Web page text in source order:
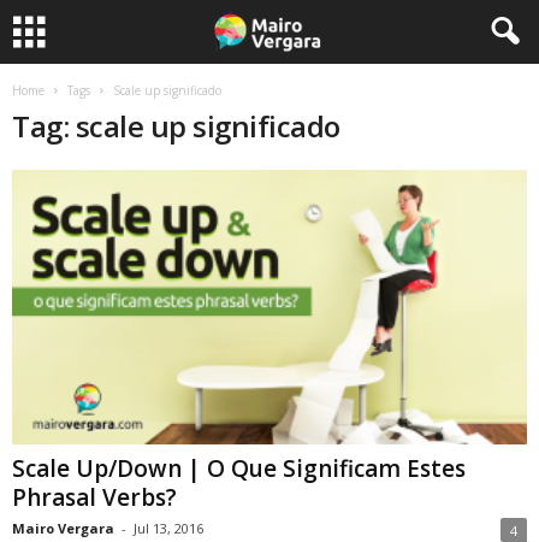
Home Tags Scale up significado
Tag: scale up significado
Scale Up/Down | O Que Significam Estes
Phrasal Verbs?
Mairo Vergara - Jul 13, 2016 4